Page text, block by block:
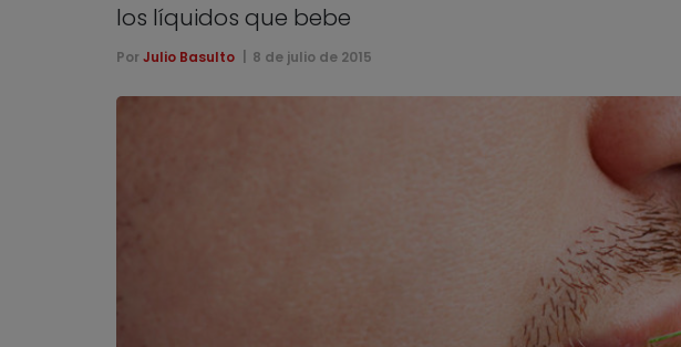
los líquidos que bebe
Por Julio Basulto 8 de julio de 2015